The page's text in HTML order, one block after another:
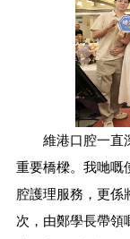
維港口腔一直
重要橋樑。我哋嘅
腔護理服務，更係
次，由鄭學長帶領